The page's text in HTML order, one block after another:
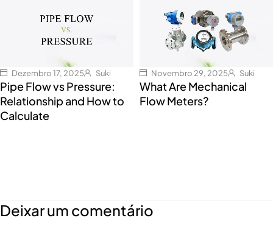
Dezembro 17, 2025 Suki
Pipe Flow vs Pressure:
Relationship and How to
Calculate
Novembro 29, 2025 Suki
What Are Mechanical
Flow Meters?
Deixar um comentário